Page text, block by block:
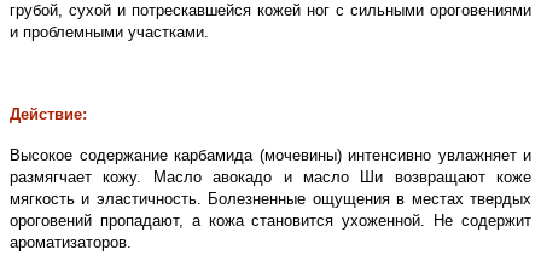
грубой, сухой и потрескавшейся кожей ног с сильными ороговениями
и проблемными участками.
Действие:
Высокое содержание карбамида (мочевины) интенсивно увлажняет и
размягчает кожу. Масло авокадо и масло Ши возвращают коже
мягкость и эластичность. Болезненные ощущения в местах твердых
ороговений пропадают, а кожа становится ухоженной. Не содержит
ароматизаторов.